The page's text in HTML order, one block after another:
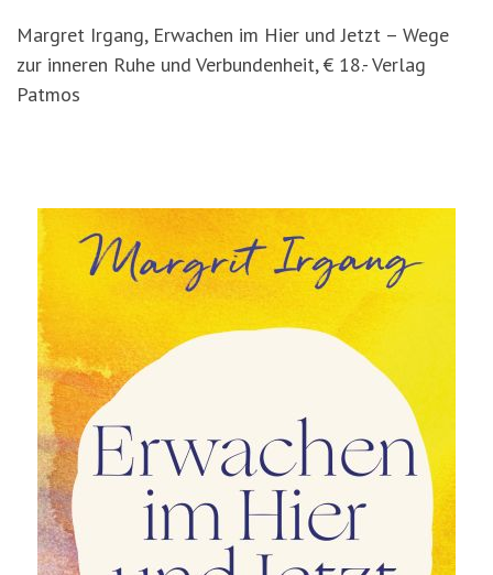
Margret Irgang, Erwachen im Hier und Jetzt – Wege
zur inneren Ruhe und Verbundenheit, € 18.- Verlag
Patmos